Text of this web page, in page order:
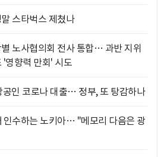
스타벅스 제쳤나
노사협의회 전사 통합… 과반 지위
'영향력 만회' 시도
공인 코로나 대출… 정부, 또 탕감하나
인수하는 노키아… "메모리 다음은 광